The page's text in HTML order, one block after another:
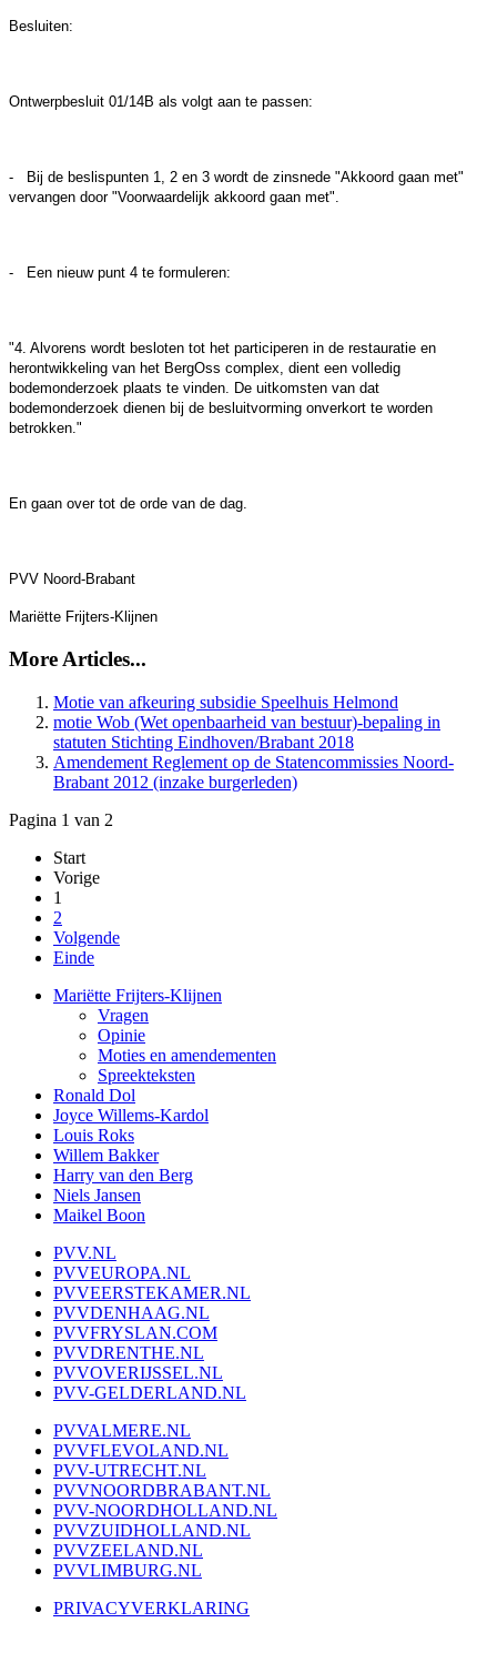
Besluiten:
Ontwerpbesluit 01/14B als volgt aan te passen:
- Bij de beslispunten 1, 2 en 3 wordt de zinsnede "Akkoord gaan met"
vervangen door "Voorwaardelijk akkoord gaan met".
- Een nieuw punt 4 te formuleren:
"4. Alvorens wordt besloten tot het participeren in de restauratie en
herontwikkeling van het BergOss complex, dient een volledig
bodemonderzoek plaats te vinden. De uitkomsten van dat
bodemonderzoek dienen bij de besluitvorming onverkort te worden
betrokken."
En gaan over tot de orde van de dag.
PVV Noord-Brabant
Mariëtte Frijters-Klijnen
More Articles...
Motie van afkeuring subsidie Speelhuis Helmond
motie Wob (Wet openbaarheid van bestuur)-bepaling in
statuten Stichting Eindhoven/Brabant 2018
Amendement Reglement op de Statencommissies Noord-
Brabant 2012 (inzake burgerleden)
Pagina 1 van 2
Start
Vorige
1
2
Volgende
Einde
Mariëtte Frijters-Klijnen
Vragen
Opinie
Moties en amendementen
Spreekteksten
Ronald Dol
Joyce Willems-Kardol
Louis Roks
Willem Bakker
Harry van den Berg
Niels Jansen
Maikel Boon
PVV.NL
PVVEUROPA.NL
PVVEERSTEKAMER.NL
PVVDENHAAG.NL
PVVFRYSLAN.COM
PVVDRENTHE.NL
PVVOVERIJSSEL.NL
PVV-GELDERLAND.NL
PVVALMERE.NL
PVVFLEVOLAND.NL
PVV-UTRECHT.NL
PVVNOORDBRABANT.NL
PVV-NOORDHOLLAND.NL
PVVZUIDHOLLAND.NL
PVVZEELAND.NL
PVVLIMBURG.NL
PRIVACYVERKLARING